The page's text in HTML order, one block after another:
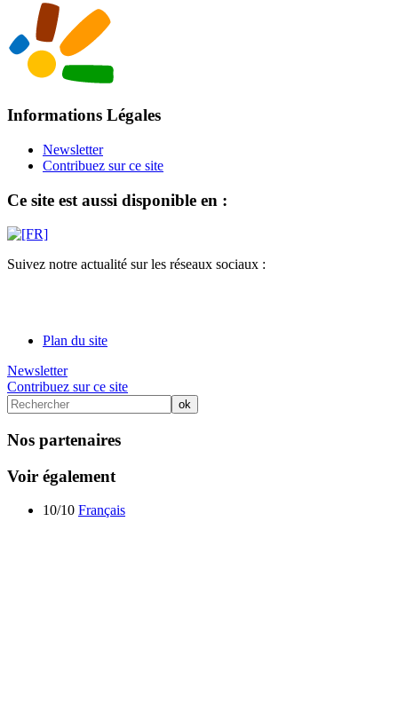
Informations Légales
Newsletter
Contribuez sur ce site
Ce site est aussi disponible en :
Suivez notre actualité sur les réseaux sociaux :
Plan du site
Newsletter
Contribuez sur ce site
Nos partenaires
Voir également
10/10 Français